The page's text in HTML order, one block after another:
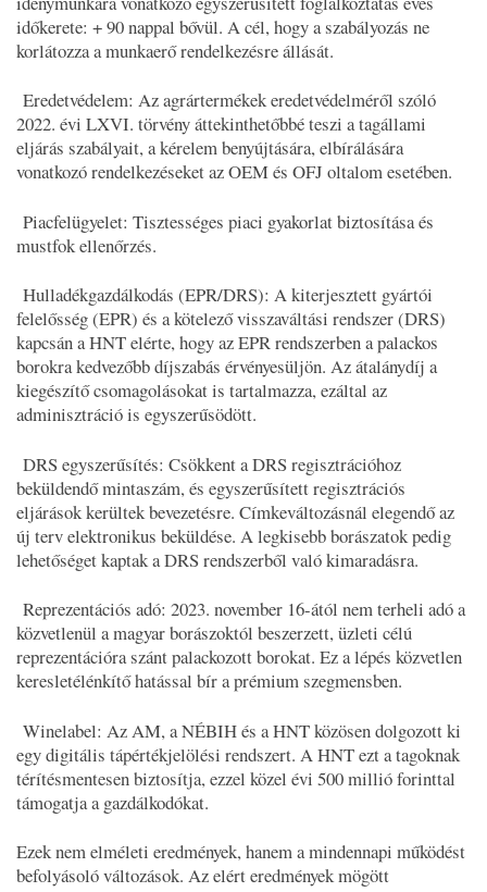
időkerete: + 90 nappal bővül. A cél, hogy a szabályozás ne
korlátozza a munkaerő rendelkezésre állását.
Eredetvédelem: Az agrártermékek eredetvédelméről szóló
2022. évi LXVI. törvény áttekinthetőbbé teszi a tagállami
eljárás szabályait, a kérelem benyújtására, elbírálására
vonatkozó rendelkezéseket az OEM és OFJ oltalom esetében.
Piacfelügyelet: Tisztességes piaci gyakorlat biztosítása és
mustfok ellenőrzés.
Hulladékgazdálkodás (EPR/DRS): A kiterjesztett gyártói
felelősség (EPR) és a kötelező visszaváltási rendszer (DRS)
kapcsán a HNT elérte, hogy az EPR rendszerben a palackos
borokra kedvezőbb díjszabás érvényesüljön. Az átalánydíj a
kiegészítő csomagolásokat is tartalmazza, ezáltal az
adminisztráció is egyszerűsödött.
DRS egyszerűsítés: Csökkent a DRS regisztrációhoz
beküldendő mintaszám, és egyszerűsített regisztrációs
eljárások kerültek bevezetésre. Címkeváltozásnál elegendő az
új terv elektronikus beküldése. A legkisebb borászatok pedig
lehetőséget kaptak a DRS rendszerből való kimaradásra.
Reprezentációs adó: 2023. november 16-ától nem terheli adó a
közvetlenül a magyar borászoktól beszerzett, üzleti célú
reprezentációra szánt palackozott borokat. Ez a lépés közvetlen
keresletélénkítő hatással bír a prémium szegmensben.
Winelabel: Az AM, a NÉBIH és a HNT közösen dolgozott ki
egy digitális tápértékjelölési rendszert. A HNT ezt a tagoknak
térítésmentesen biztosítja, ezzel közel évi 500 millió forinttal
támogatja a gazdálkodókat.
Ezek nem elméleti eredmények, hanem a mindennapi működést
befolyásoló változások. Az elért eredmények mögött